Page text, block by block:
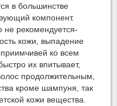
в большинстве
компонент.
рекомендуется-
кожи, выпадение
ко всем
их впитывает,
продолжительным,
кроме шампуня, так
кожи вещества.